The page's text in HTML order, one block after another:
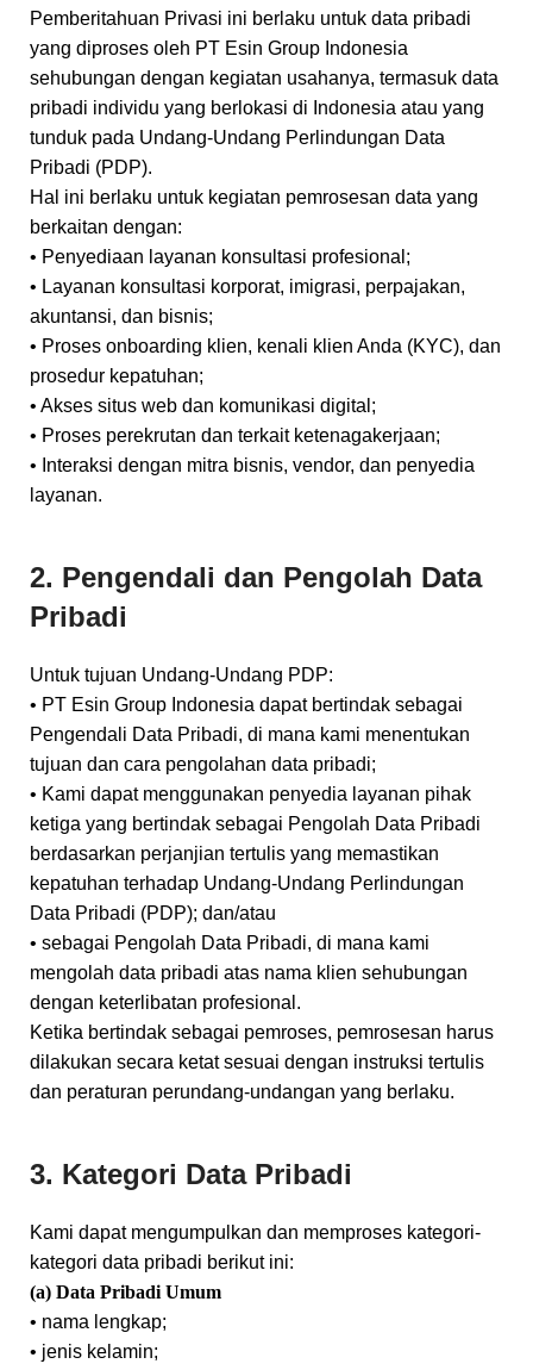
Pemberitahuan Privasi ini berlaku untuk data pribadi
yang diproses oleh PT Esin Group Indonesia
sehubungan dengan kegiatan usahanya, termasuk data
pribadi individu yang berlokasi di Indonesia atau yang
tunduk pada Undang-Undang Perlindungan Data
Pribadi (PDP).
Hal ini berlaku untuk kegiatan pemrosesan data yang
berkaitan dengan:
• Penyediaan layanan konsultasi profesional;
• Layanan konsultasi korporat, imigrasi, perpajakan,
akuntansi, dan bisnis;
• Proses onboarding klien, kenali klien Anda (KYC), dan
prosedur kepatuhan;
• Akses situs web dan komunikasi digital;
• Proses perekrutan dan terkait ketenagakerjaan;
• Interaksi dengan mitra bisnis, vendor, dan penyedia
layanan.
2. Pengendali dan Pengolah Data
Pribadi
Untuk tujuan Undang-Undang PDP:
• PT Esin Group Indonesia dapat bertindak sebagai
Pengendali Data Pribadi, di mana kami menentukan
tujuan dan cara pengolahan data pribadi;
• Kami dapat menggunakan penyedia layanan pihak
ketiga yang bertindak sebagai Pengolah Data Pribadi
berdasarkan perjanjian tertulis yang memastikan
kepatuhan terhadap Undang-Undang Perlindungan
Data Pribadi (PDP); dan/atau
• sebagai Pengolah Data Pribadi, di mana kami
mengolah data pribadi atas nama klien sehubungan
dengan keterlibatan profesional.
Ketika bertindak sebagai pemroses, pemrosesan harus
dilakukan secara ketat sesuai dengan instruksi tertulis
dan peraturan perundang-undangan yang berlaku.
3. Kategori Data Pribadi
Kami dapat mengumpulkan dan memproses kategori-
kategori data pribadi berikut ini:
(a) Data Pribadi Umum
• nama lengkap;
• jenis kelamin;